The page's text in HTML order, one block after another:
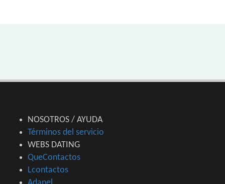
NOSOTROS / AYUDA
Términos del servicio
WEBS DATING
QueContactos
Lcontactos